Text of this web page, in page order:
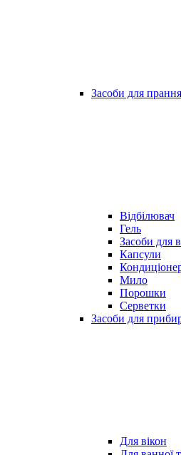
Засоби для прання
Відбілювач
Гель
Засоби для
Капсули
Мило
Порошки
Серветки
Засоби для
Для вікон